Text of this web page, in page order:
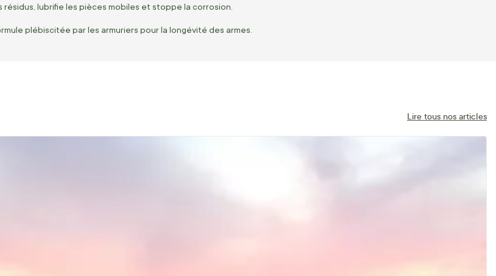
résidus, lubrifie les pièces mobiles et stoppe la corrosion.
plébiscitée par les armuriers pour la longévité des armes.
Lire tous nos articles